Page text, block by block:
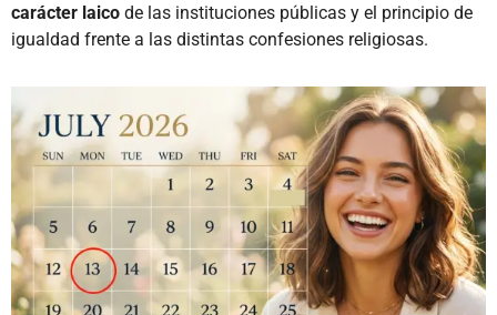
carácter laico de las instituciones públicas y el principio de
igualdad frente a las distintas confesiones religiosas.